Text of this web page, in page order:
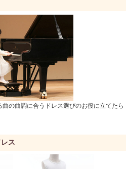
の曲調に合うドレス選びのお役に立てたら
ス